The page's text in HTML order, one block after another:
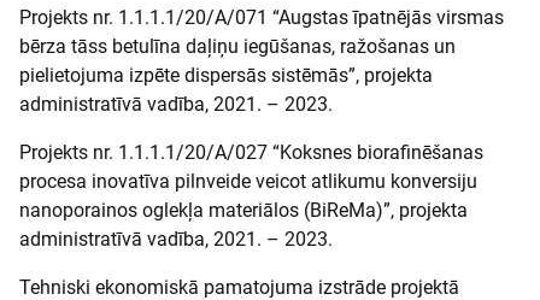
Projekts nr. 1.1.1.1/20/A/071 “Augstas īpatnējās virsmas
bērza tāss betulīna daļiņu iegūšanas, ražošanas un
pielietojuma izpēte dispersās sistēmās”, projekta
administratīvā vadība, 2021. – 2023.
Projekts nr. 1.1.1.1/20/A/027 “Koksnes biorafinēšanas
procesa inovatīva pilnveide veicot atlikumu konversiju
nanoporainos oglekļa materiālos (BiReMa)”, projekta
administratīvā vadība, 2021. – 2023.
Tehniski ekonomiskā pamatojuma izstrāde projektā